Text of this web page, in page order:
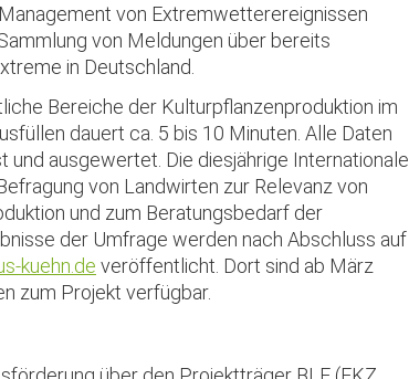
von Extremwetterereignissen
von Meldungen über bereits
in Deutschland.
Bereiche der Kulturpflanzenproduktion im
dauert ca. 5 bis 10 Minuten. Alle Daten
ausgewertet. Die diesjährige Internationale
von Landwirten zur Relevanz von
und zum Beratungsbedarf der
der Umfrage werden nach Abschluss auf
kuehn.de veröffentlicht. Dort sind ab März
zum Projekt verfügbar.